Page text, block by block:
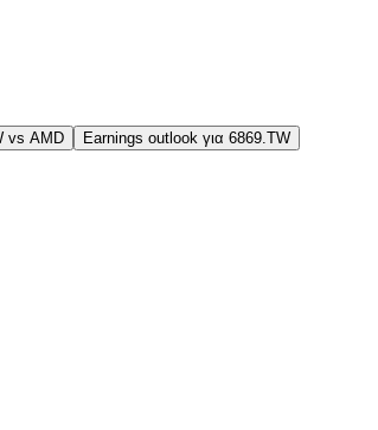
vs AMD Earnings outlook για 6869.TW